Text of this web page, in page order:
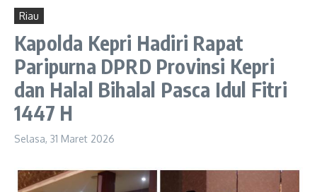
Riau
Kapolda Kepri Hadiri Rapat
Paripurna DPRD Provinsi Kepri
dan Halal Bihalal Pasca Idul Fitri
1447 H
Selasa, 31 Maret 2026